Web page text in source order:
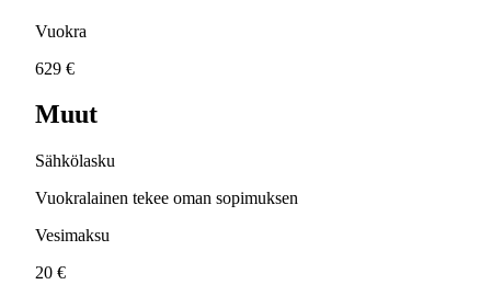
Vuokra
629 €
Muut
Sähkölasku
Vuokralainen tekee oman sopimuksen
Vesimaksu
20 €